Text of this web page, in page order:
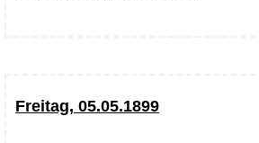
Freitag, 05.05.1899